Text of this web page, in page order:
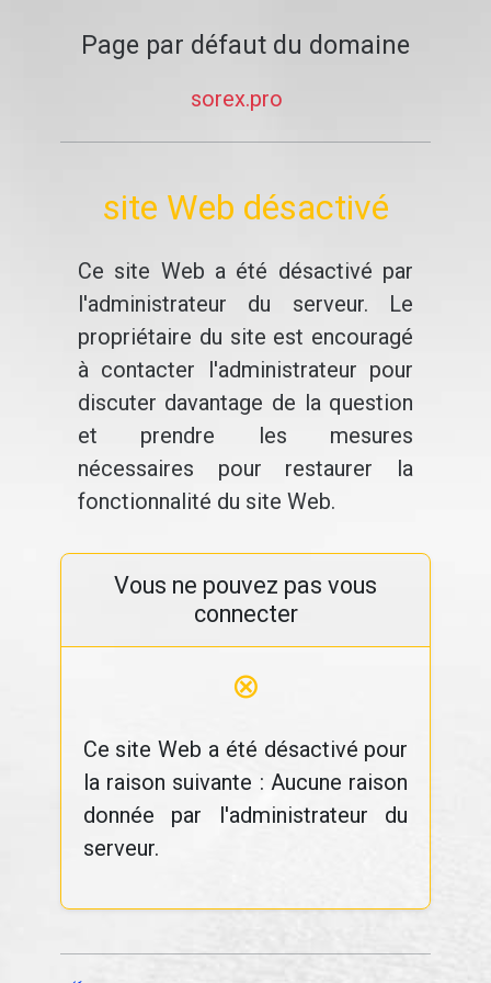
Page par défaut du domaine
sorex.pro
site Web désactivé
Ce site Web a été désactivé par
l'administrateur du serveur. Le
propriétaire du site est encouragé
à contacter l'administrateur pour
discuter davantage de la question
et prendre les mesures
nécessaires pour restaurer la
fonctionnalité du site Web.
Vous ne pouvez pas vous
connecter
⊗
Ce site Web a été désactivé pour
la raison suivante : Aucune raison
donnée par l'administrateur du
serveur.